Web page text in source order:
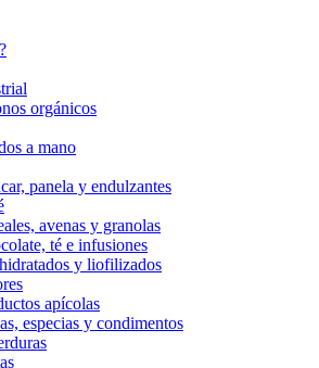
orgánicos
a mano
panela y endulzantes
avenas y granolas
té e infusiones
y liofilizados
apícolas
especias y condimentos